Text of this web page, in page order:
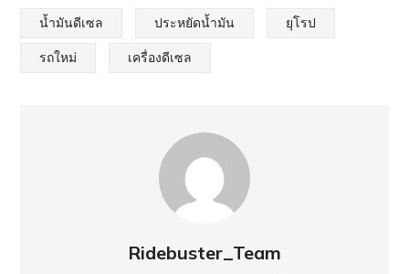
น้ำมันดีเซล ประหยัดน้ำมัน ยุโรป
รถใหม่ เครื่องดีเซล
Ridebuster_Team